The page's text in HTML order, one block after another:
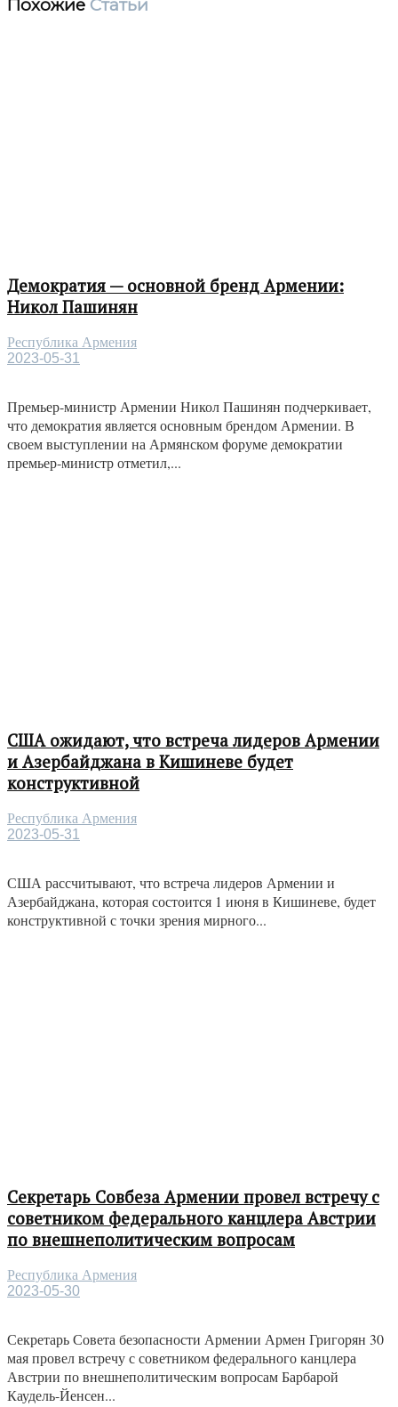
Похожие Статьи
Демократия — основной бренд Армении:
Никол Пашинян
Республика Армения
2023-05-31
Премьер-министр Армении Никол Пашинян подчеркивает,
что демократия является основным брендом Армении. В
своем выступлении на Армянском форуме демократии
премьер-министр отметил,...
США ожидают, что встреча лидеров Армении
и Азербайджана в Кишиневе будет
конструктивной
Республика Армения
2023-05-31
США рассчитывают, что встреча лидеров Армении и
Азербайджана, которая состоится 1 июня в Кишиневе, будет
конструктивной с точки зрения мирного...
Секретарь Совбеза Армении провел встречу с
советником федерального канцлера Австрии
по внешнеполитическим вопросам
Республика Армения
2023-05-30
Секретарь Совета безопасности Армении Армен Григорян 30
мая провел встречу с советником федерального канцлера
Австрии по внешнеполитическим вопросам Барбарой
Каудель-Йенсен...